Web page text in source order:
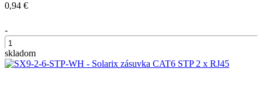
0,94 €
-
+
skladom